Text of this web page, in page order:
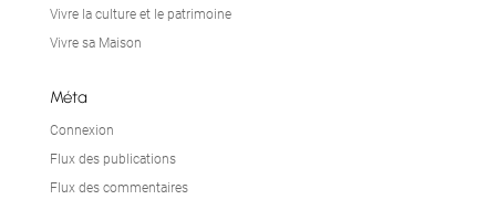
Vivre la culture et le patrimoine
Vivre sa Maison
Méta
Connexion
Flux des publications
Flux des commentaires